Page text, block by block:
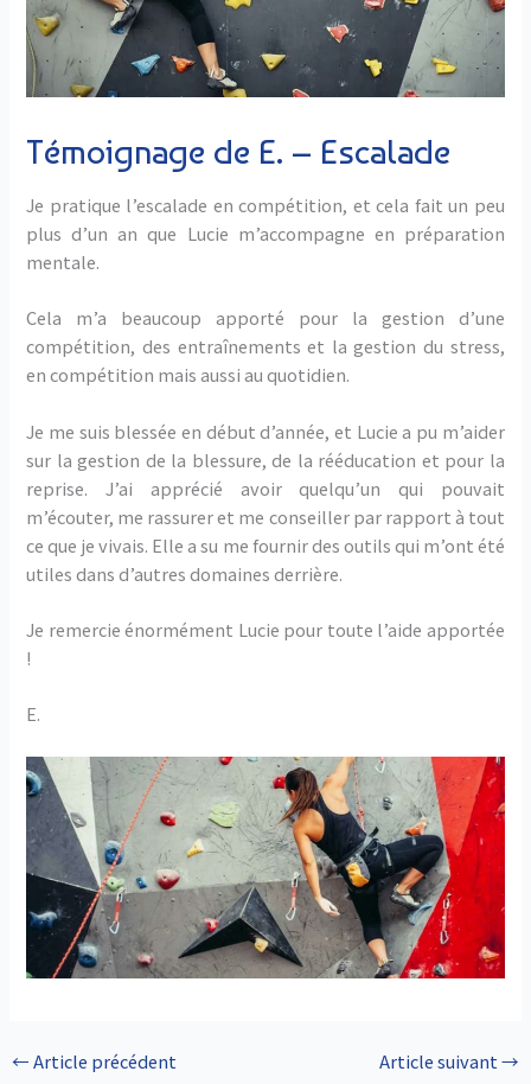
Témoignage de E. – Escalade
Je pratique l’escalade en compétition, et cela fait un peu
plus d’un an que Lucie m’accompagne en préparation
mentale.
Cela m’a beaucoup apporté pour la gestion d’une
compétition, des entraînements et la gestion du stress,
en compétition mais aussi au quotidien.
Je me suis blessée en début d’année, et Lucie a pu m’aider
sur la gestion de la blessure, de la rééducation et pour la
reprise. J’ai apprécié avoir quelqu’un qui pouvait
m’écouter, me rassurer et me conseiller par rapport à tout
ce que je vivais. Elle a su me fournir des outils qui m’ont été
utiles dans d’autres domaines derrière.
Je remercie énormément Lucie pour toute l’aide apportée
!
E.
←Article précédent Article suivant→